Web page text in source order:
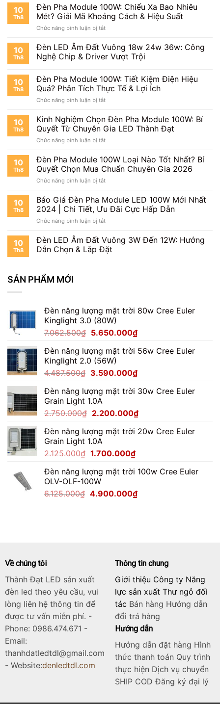
Thuật
|
Hướng
Dẫn
Bước
Chi
Pha
Module
100W
220V:
Sáng
Mạnh
Bỉ
Mọi
Trình
Thành
Đạt
10
Th8
Đèn Pha Module 100W: Chiếu Xa Bao Nhiêu
Mét? Giải Mã Khoảng Cách & Hiệu Suất
Chức năng bình luận bị tắtở
Pha
Module
100W:
Xa
Bao
Nhiêu
Mét?
Mã
Khoảng
&
Suất
10
Th8
Đèn LED Âm Đất Vuông 18w 24w 36w: Công
Nghệ Chip & Driver Vượt Trội
10
Th8
Đèn Pha Module 100W: Tiết Kiệm Điện Hiệu
Quả? Phân Tích Thực Tế & Lợi Ích
Chức năng bình luận bị tắtở
Pha
Module
100W:
Tiết
Điện
Hiệu
Phân
Thực
Tế
Lợi
10
Th8
Kinh Nghiệm Chọn Đèn Pha Module 100W: Bí
Quyết Từ Chuyên Gia LED Thành Đạt
Chức năng bình luận bị tắtở
Nghiệm
Chọn
Đèn
Pha
100W:
Bí
Từ
Gia
LED
10
Th8
Đèn Pha Module 100W Loại Nào Tốt Nhất? Bí
Quyết Chọn Mua Chuẩn Chuyên Gia 2026
Chức năng bình luận bị tắtở
Pha
Module
100W
Loại
Tốt
Nhất?
Bí
2026
10
Th8
Báo Giá Đèn Pha Module LED 100W Mới Nhất
2024 | Chi Tiết, Ưu Đãi Cực Hấp Dẫn
Chức năng bình luận bị tắtở
Giá
Đèn
Pha
|
Chi
Tiết,
Ưu
Cực
Hấp
Dẫn
10
Th8
Đèn LED Âm Đất Vuông 3W Đến 12W: Hướng
Dẫn Chọn & Lắp Đặt
SẢN PHẨM MỚI
Đèn năng lượng mặt trời 80w Cree Euler
Kinglight 3.0 (80W)
7.062.500₫ Giá
là:
7.062.500₫.
5.650.000₫Giá
tại
5.650.000₫.
Đèn năng lượng mặt trời 56w Cree Euler
Kinglight 2.0 (56W)
4.487.500₫ Giá
là:
4.487.500₫.
3.590.000₫Giá
tại
3.590.000₫.
Đèn năng lượng mặt trời 30w Cree Euler
Grain Light 1.0A
2.750.000₫ Giá
là:
2.750.000₫.
2.200.000₫Giá
tại
Đèn năng lượng mặt trời 20w Cree Euler
Grain Light 1.0A
2.125.000₫ Giá
là:
2.125.000₫.
1.700.000₫Giá
tại
1.700.000₫.
Đèn năng lượng mặt trời 100w Cree Euler
OLV-OLF-100W
6.125.000₫ Giá
4.900.000₫Giá
Về chúng tôi
Thành Đạt LED sản xuất
đèn led theo yêu cầu, vui
lòng liên hệ thông tin để
được tư vấn miễn phí. -
Phone: 0986.474.671 -
Email:
thanhdatledtdl@gmail.com
- Website:denledtdl.com
Thông tin chung
Giới thiệu Công ty Năng
lực sản xuất Thư ngỏ đối
tác Bán hàng Hướng dẫn
đổi trả hàng
Hướng dẫn
Hướng dẫn đặt hàng Hình
thức thanh toán Quy trình
thực hiện Dịch vụ chuyển
SHIP COD Đăng ký đại lý